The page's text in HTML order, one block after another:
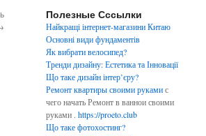
Полезные Сссылки
Найкращі інтернет-магазини Китаю
Основні види фундаментів
Як вибрати велосипед?
Тренди дизайну: Естетика та Інновації
Що таке дизайн інтер’єру?
Ремонт квартиры своими рукамис
чего начать Ремонт в ваннои своими
руками . https://proeto.club
Що таке фотохостинг?